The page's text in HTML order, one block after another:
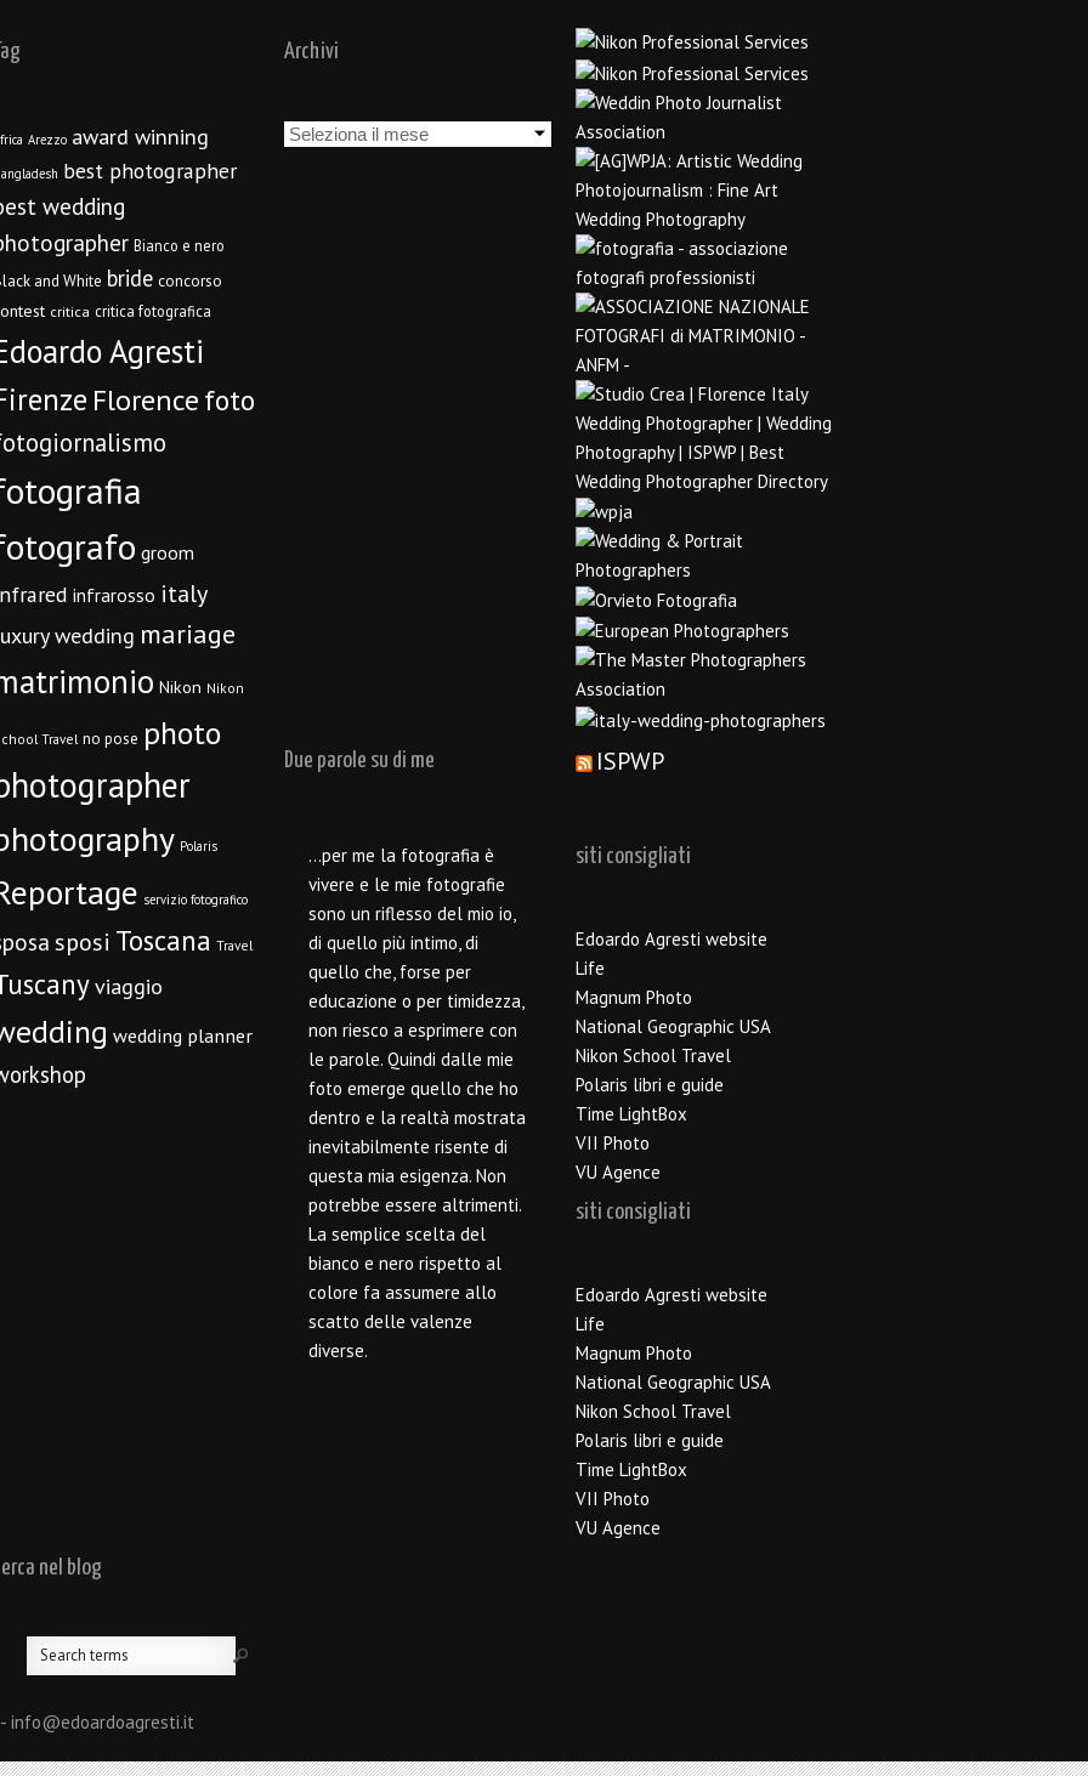
Arezzo award winning
best photographer
wedding
Bianco e nero
and White bride concorso
critica critica fotografica
Agresti
Florencefoto
groom
infrarosso italy
wedding mariage
Nikon Nikon
Travel no pose photo
Polaris
servizio fotografico
sposi Toscana Travel
viaggio
wedding planner
Archivi
Archivi
Due parole su di me
…per me la fotografia è
vivere e le mie fotografie
sono un riflesso del mio io,
di quello più intimo, di
quello che, forse per
educazione o per timidezza,
non riesco a esprimere con
le parole. Quindi dalle mie
foto emerge quello che ho
dentro e la realtà mostrata
inevitabilmente risente di
questa mia esigenza. Non
potrebbe essere altrimenti.
La semplice scelta del
bianco e nero rispetto al
colore fa assumere allo
scatto delle valenze
diverse.
ISPWP
siti consigliati
Edoardo Agresti website
Life
Magnum Photo
National Geographic USA
Nikon School Travel
Polaris libri e guide
Time LightBox
VII Photo
VU Agence
siti consigliati
Edoardo Agresti website
Life
Magnum Photo
National Geographic USA
Nikon School Travel
Polaris libri e guide
Time LightBox
VII Photo
VU Agence
nel blog
info@edoardoagresti.it